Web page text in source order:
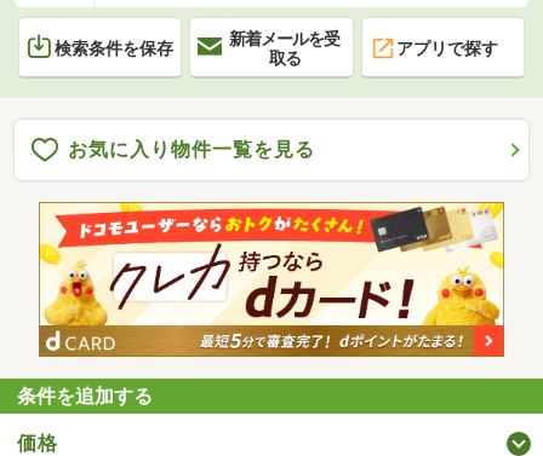
検索条件を保存
新着メールを受
取る
アプリで探す
お気に入り物件一覧を見る
条件を追加する
価格